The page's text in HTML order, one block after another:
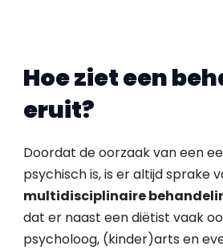
Hoe ziet een
eruit?
Doordat de oorzaak van een
psychisch is, is er altijd sprake
multidisciplinaire
dat er naast een diëtist vaak
psycholoog, (kinder)arts en